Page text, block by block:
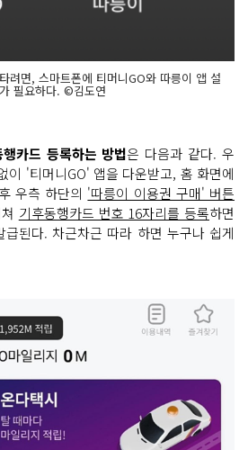
려면, 스마트폰에 티머니GO와 따릉이 앱 설
필요하다. ©김도연
행카드 등록하는 방법은 다음과 같다. 우
이 '티머니GO' 앱을 다운받고, 홈 화면에
우측 하단의 '따릉이 이용권 구매' 버튼
기후동행카드 번호 16자리를 등록하면
된다. 차근차근 따라 하면 누구나 쉽게